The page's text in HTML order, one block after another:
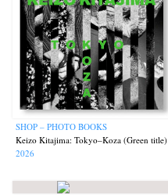
SHOP – PHOTO BOOKS
Keizo Kitajima: Tokyo–Koza (Green title)
2026